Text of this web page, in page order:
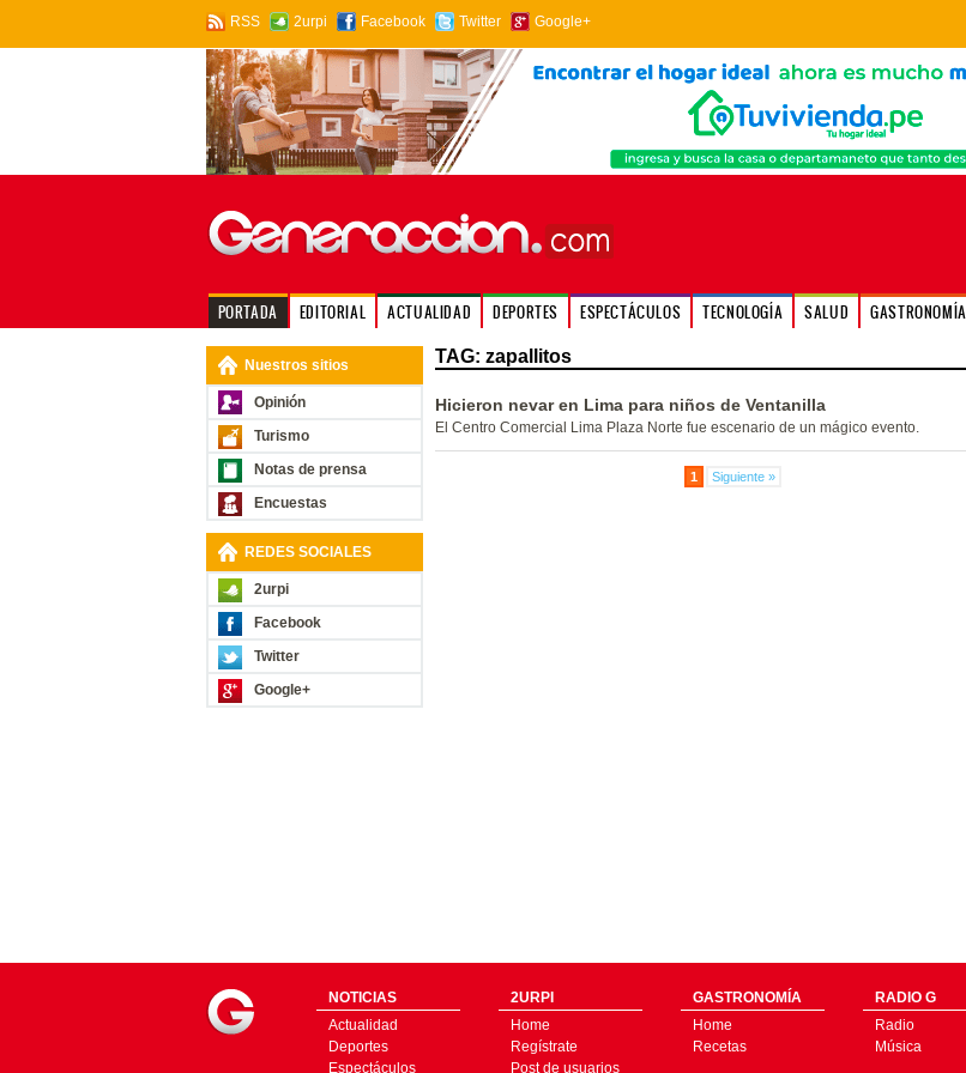
RSS 2urpi Facebook Twitter Google+
PORTADA EDITORIAL ACTUALIDAD DEPORTES ESPECTÁCULOS TECNOLOGÍA SALUD GASTRONOMÍA
Nuestros sitios
Opinión
Turismo
Notas de prensa
Encuestas
REDES SOCIALES
2urpi
Facebook
Twitter
Google+
TAG: zapallitos
Hicieron nevar en Lima para niños de Ventanilla
El Centro Comercial Lima Plaza Norte fue escenario de un mágico evento.
1 Siguiente »
NOTICIAS
Actualidad
Deportes
Espectáculos
2URPI
Home
Regístrate
Post de usuarios
GASTRONOMÍA
Home
Recetas
RADIO G
Radio
Música